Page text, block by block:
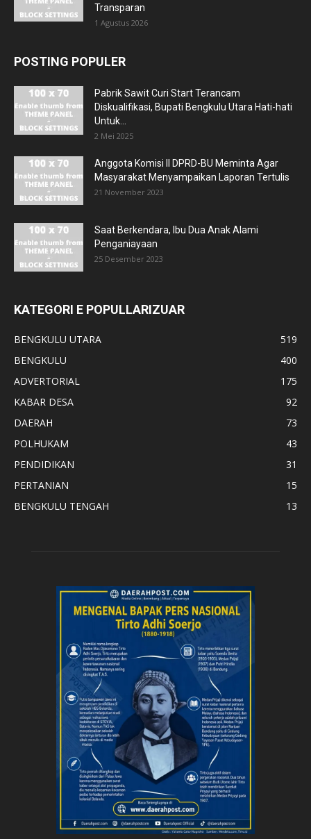
Transparan
1 Agustus 2026
POSTING POPULER
Pabrik Sawit Curi Start Terancam
Diskualifikasi, Bupati Bengkulu Utara Hati-hati
Untuk...
2 Mei 2025
Anggota Komisi II DPRD-BU Meminta Agar
Masyarakat Menyampaikan Laporan Tertulis
21 November 2023
Saat Berkendara, Ibu Dua Anak Alami
Penganiayaan
25 Desember 2023
KATEGORI E POPULLARIZUAR
BENGKULU UTARA
519
BENGKULU
400
ADVERTORIAL
175
KABAR DESA
92
DAERAH
73
POLHUKAM
43
PENDIDIKAN
31
PERTANIAN
15
BENGKULU TENGAH
13